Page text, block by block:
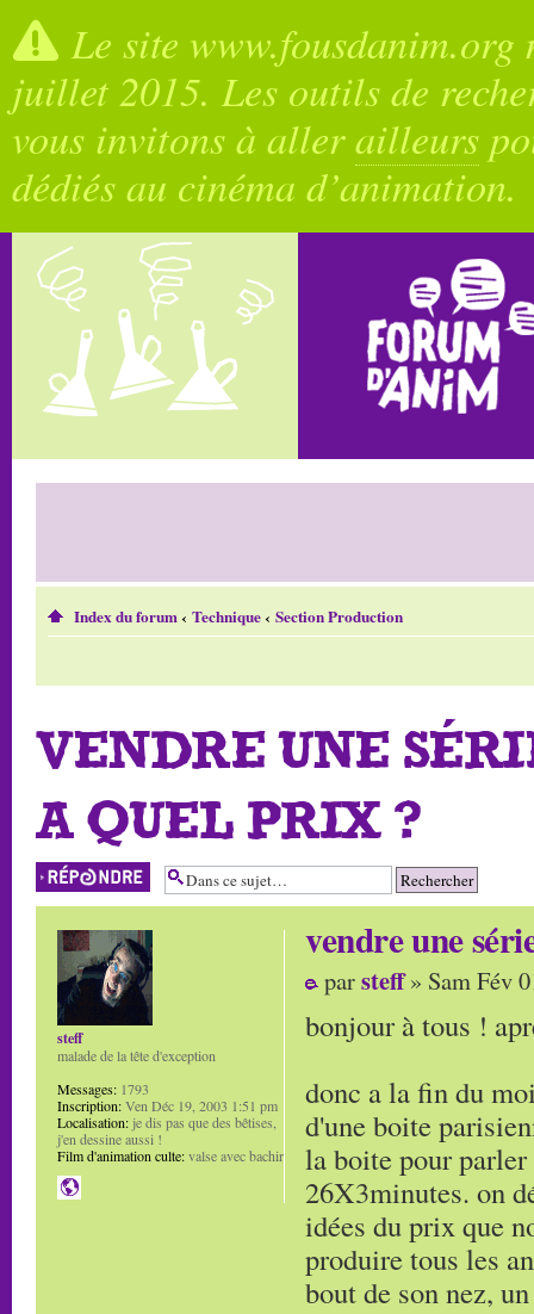
Le site
juillet 2015. Les outils de
vous invitons à allerailleurs
dédiés au cinéma d’animation.
Index du forum‹ Technique‹ Section Production
VENDRE UNE
A QUEL PRIX ?
Répondre
vendre une
parsteff» Sam Fév
bonjour à tous !
donc a la fin du
d'une boite
la boite pour
26X3minutes. on
idées du prix que
produire tous les
bout de son nez,
steff
malade de la tête d'exception
Messages: 1793
Inscription:Ven Déc 19, 2003 1:51 pm
Localisation: je dis pas que des bêtises,
j'en dessine aussi !
Film d'animation culte:valse avec bachir